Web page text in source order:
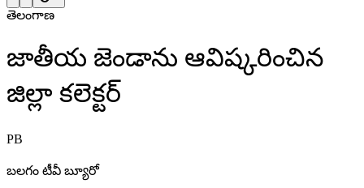
తెలంగాణ
జాతీయ జెండాను ఆవిష్కరించిన
జిల్లా కలెక్టర్
PB
బలగం టీవీ బ్యూరో